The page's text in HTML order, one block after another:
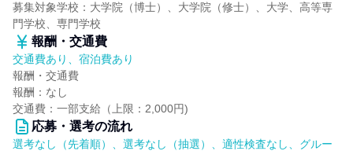
募集対象学校：大学院（博士）、大学院（修士）、大学、高等専
門学校、専門学校
報酬・交通費
交通費あり、宿泊費あり
報酬・交通費
報酬：なし
交通費：一部支給（上限：2,000円)
応募・選考の流れ
選考なし（先着順）、選考なし（抽選）、適性検査なし、グルー